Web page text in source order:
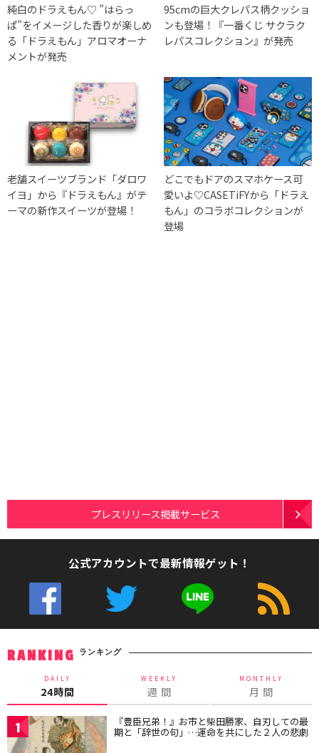
純白のドラえもん♡ ”はらっ
ぱ”をイメージした香りが楽しめ
る「ドラえもん」アロマオーナ
メントが発売
95cmの巨大クレパス柄クッショ
ンも登場！『一番くじ サクラク
レパスコレクション』が発売
老舗スイーツブランド「ダロワ
イヨ」から『ドラえもん』がテ
ーマの新作スイーツが登場！
どこでもドアのスマホケース可
愛いよ♡CASETiFYから「ドラえ
もん」のコラボコレクションが
登場
プレスリリース掲載サービス
公式アカウントで最新情報ゲット！
RANKING ランキング
DAILY
24時間
WEEKLY
週 間
MONTHLY
月 間
1 『豊臣兄弟！』お市と柴田勝家、自刃しての最
期と「辞世の句」…運命を共にした２人の悲劇